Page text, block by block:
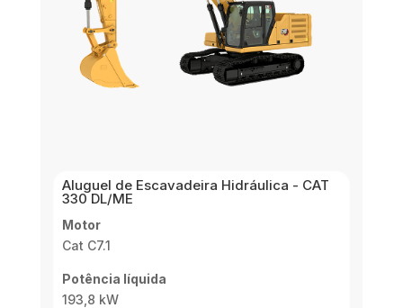
Aluguel de Escavadeira Hidráulica - CAT
330 DL/ME
Motor
Cat C7.1
Potência líquida
193,8 kW